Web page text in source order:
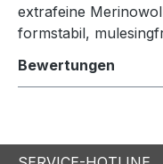
extrafeine
formstabil,
Bewertungen